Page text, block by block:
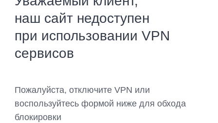
наш сайт недоступен
при использовании VPN
сервисов
Пожалуйста, отключите VPN или
воспользуйтесь формой ниже для обхода
блокировки